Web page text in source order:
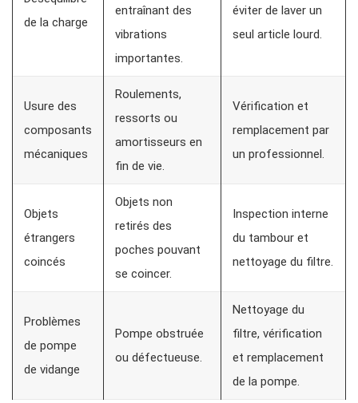
de la charge
entraînant des
vibrations
importantes.
éviter de laver un
seul article lourd.
Usure des
composants
mécaniques
Roulements,
ressorts ou
amortisseurs en
fin de vie.
Vérification et
remplacement par
un professionnel.
Objets
étrangers
coincés
Objets non
retirés des
poches pouvant
se coincer.
Inspection interne
du tambour et
nettoyage du filtre.
Problèmes
de pompe
de vidange
Pompe obstruée
ou défectueuse.
Nettoyage du
filtre, vérification
et remplacement
de la pompe.